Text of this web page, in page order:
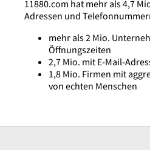
11880.com hat mehr als 4,7
Adressen und
mehr als 2 Mio.
Öffnungszeiten
2,7 Mio. mit E-Mail-
1,8 Mio. Firmen mit
von echten Menschen